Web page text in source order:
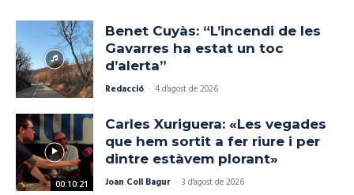
Benet Cuyàs: “L’incendi de les
Gavarres ha estat un toc
d’alerta”
Redacció - 4 d'agost de 2026
00:10:21
Carles Xuriguera: «Les vegades
que hem sortit a fer riure i per
dintre estàvem plorant»
Joan Coll Bagur - 3 d'agost de 2026